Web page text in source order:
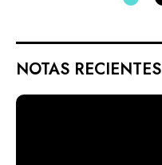
NOTAS RECIENTES